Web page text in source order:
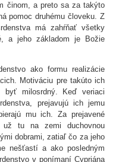
činom, a preto sa za takýto
pomoc druhému človeku. Z
má zahŕňať všetky
a jeho základom je Božie
ako formu realizácie
Motiváciu pre takúto ich
byť milosrdný. Keď veriaci
prejavujú ich jemu
mu ich. Za prejavené
už tu na zemi duchovnou
dobrami, zatiaľ čo za jeho
nešťastí a ako posledným
v ponímaní Cypriána